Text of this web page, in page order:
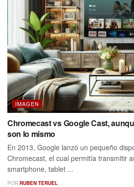
IMAGEN
Chromecast vs Google Cast,
son lo mismo
En 2013, Google lanzó un pequeño
Chromecast, el cual permitía transmitir
smartphone, tablet ...
POR RUBEN TERUEL